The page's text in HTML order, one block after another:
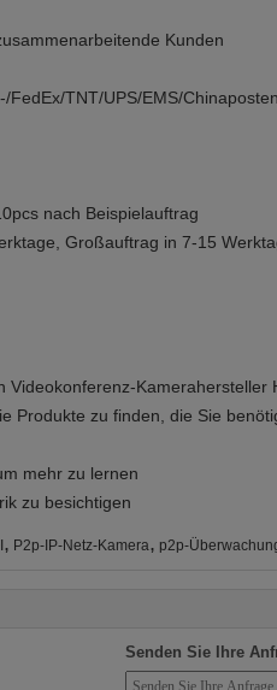
Kunden
FedEx/TNT/UPS/EMS/
nach Beispielauftrag
Großauftrag in 7-15
Videokonferenz-Kamerahersteller
Produkte zu finden, die Sie
mehr zu lernen
zu besichtigen
, P2p-IP-Netz-Kamera, p2p-
Senden Sie Ihre